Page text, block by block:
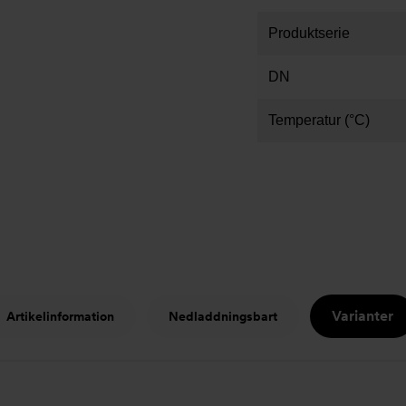
Produktserie
DN
Temperatur (°C)
Artikelinformation Nedladdningsbart Varianter